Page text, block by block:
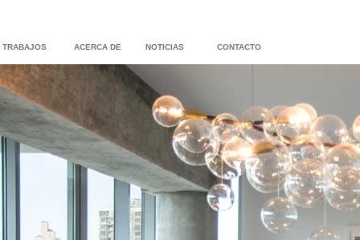
TRABAJOS ACERCA DE NOTICIAS CONTACTO